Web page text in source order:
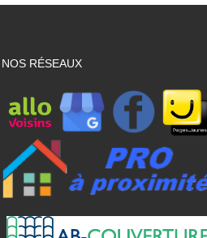
NOS RÉSEAUX